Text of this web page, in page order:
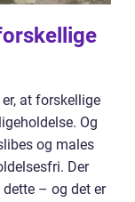
at forskellige
Og
og males
Der
– og det er